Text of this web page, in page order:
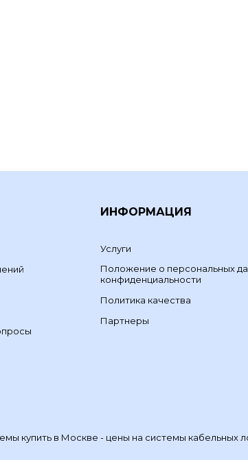
ИНФОРМАЦИЯ
Услуги
Положение о персональных
конфиденциальности
Политика качества
Партнеры
купить в Москве - цены на системы кабельных